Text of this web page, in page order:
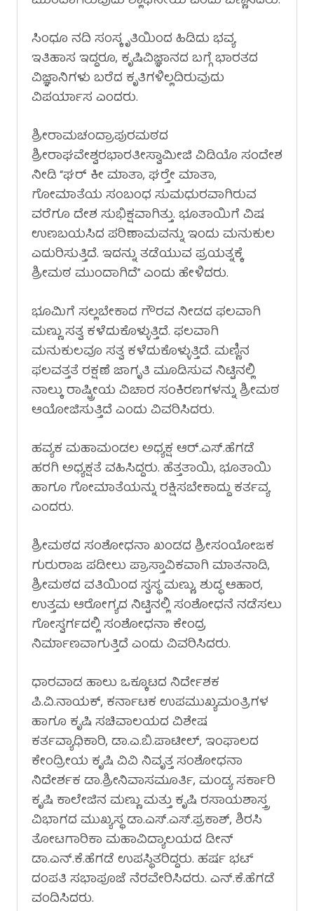
ಸಿಂಧೂ ನದಿ ಸಂಸ್ಕೃತಿಯಿಂದ ಹಿಡಿದು ಭವ್ಯ
ಇತಿಹಾಸ ಇದ್ದರೂ, ಕೃಷಿವಿಜ್ಞಾನದ ಬಗ್ಗೆ ಭಾರತದ
ವಿಜ್ಞಾನಿಗಳು ಬರೆದ ಕೃತಿಗಳಿಲ್ಲದಿರುವುದು
ವಿಪರ್ಯಾಸ ಎಂದರು.
ಶ್ರೀರಾಮಚಂದ್ರಾಪುರಮಠದ
ಶ್ರೀರಾಘವೇಶ್ವರಭಾರತೀಸ್ವಾಮೀಜಿ ವಿಡಿಯೊ ಸಂದೇಶ
ನೀಡಿ “ಘರ್ ಕೀ ಮಾತಾ, ಘರ‍್ತೇ ಮಾತಾ,
ಗೋಮಾತೆಯ ಸಂಬಂಧ ಸುಮಧುರವಾಗಿರುವ
ವರೆಗೂ ದೇಶ ಸುಭಿಕ್ಷವಾಗಿತ್ತು. ಭೂತಾಯಿಗೆ ವಿಷ
ಉಣಬಯಸಿದ ಪರಿಣಾಮವನ್ನು ಇಂದು ಮನುಕುಲ
ಎದುರಿಸುತ್ತಿದೆ. ಇದನ್ನು ತಡೆಯುವ ಪ್ರಯತ್ನಕ್ಕೆ
ಶ್ರೀಮಠ ಮುಂದಾಗಿದೆ” ಎಂದು ಹೇಳಿದರು.
ಭೂಮಿಗೆ ಸಲ್ಲಬೇಕಾದ ಗೌರವ ನೀಡದ ಫಲವಾಗಿ
ಮಣ್ಣು ಸತ್ವ ಕಳೆದುಕೊಳ್ಳುತ್ತಿದೆ. ಫಲವಾಗಿ
ಮನುಕುಲವೂ ಸತ್ವ ಕಳೆದುಕೊಳ್ಳುತ್ತಿದೆ. ಮಣ್ಣಿನ
ಫಲವತ್ತತೆ ರಕ್ಷಣೆ ಜಾಗೃತಿ ಮೂಡಿಸುವ ನಿಟ್ಟಿನಲ್ಲಿ
ನಾಲ್ಕು ರಾಷ್ಟ್ರೀಯ ವಿಚಾರ ಸಂಕಿರಣಗಳನ್ನು ಶ್ರೀಮಠ
ಆಯೋಜಿಸುತ್ತಿದೆ ಎಂದು ವಿವರಿಸಿದರು.
ಹವ್ಯಕ ಮಹಾಮಂಡಲ ಅಧ್ಯಕ್ಷ ಆರ್.ಎಸ್.ಹೆಗಡೆ
ಹರಗಿ ಅಧ್ಯಕ್ಷತೆ ವಹಿಸಿದ್ದರು. ಹೆತ್ತತಾಯಿ, ಭೂತಾಯಿ
ಹಾಗೂ ಗೋಮಾತೆಯನ್ನು ರಕ್ಷಿಸಬೇಕಾದ್ದು ಕರ್ತವ್ಯ
ಎಂದರು.
ಶ್ರೀಮಠದ ಸಂಶೋಧನಾ ಖಂಡದ ಶ್ರೀಸಂಯೋಜಕ
ಗುರುರಾಜ ಪಡೀಲು ಪ್ರಾಸ್ತಾವಿಕವಾಗಿ ಮಾತನಾಡಿ,
ಶ್ರೀಮಠದ ವತಿಯಿಂದ ಸ್ವಸ್ಥ ಮಣ್ಣು, ಶುದ್ಧ ಆಹಾರ,
ಉತ್ತಮ ಆರೋಗ್ಯದ ನಿಟ್ಟಿನಲ್ಲಿ ಸಂಶೋಧನೆ ನಡೆಸಲು
ಗೋಸ್ವರ್ಗದಲ್ಲಿ ಸಂಶೋಧನಾ ಕೇಂದ್ರ
ನಿರ್ಮಾಣವಾಗುತ್ತಿದೆ ಎಂದು ವಿವರಿಸಿದರು.
ಧಾರವಾಡ ಹಾಲು ಒಕ್ಕೂಟದ ನಿರ್ದೇಶಕ
ಪಿ.ವಿ.ನಾಯಕ್, ಕರ್ನಾಟಕ ಉಪಮುಖ್ಯಮಂತ್ರಿಗಳ
ಹಾಗೂ ಕೃಷಿ ಸಚಿವಾಲಯದ ವಿಶೇಷ
ಕರ್ತವ್ಯಾಧಿಕಾರಿ, ಡಾ.ಎ.ಬಿ.ಪಾಟೀಲ್, ಇಂಫಾಲದ
ಕೇಂದ್ರೀಯ ಕೃಷಿ ವಿವಿ ನಿವೃತ್ತ ಸಂಶೋಧನಾ
ನಿದೇರ್ಶಕ ಡಾ.ಶ್ರೀನಿವಾಸಮೂರ್ತಿ, ಮಂಡ್ಯ ಸರ್ಕಾರಿ
ಕೃಷಿ ಕಾಲೇಜಿನ ಮಣ್ಣು ಮತ್ತು ಕೃಷಿ ರಸಾಯಶಾಸ್ತ್ರ
ವಿಭಾಗದ ಮುಖ್ಯಸ್ಥ ಡಾ.ಎಸ್.ಎಸ್.ಪ್ರಕಾಶ್, ಶಿರಸಿ
ತೋಟಗಾರಿಕಾ ಮಹಾವಿದ್ಯಾಲಯದ ಡೀನ್
ಡಾ.ಎನ್.ಕೆ.ಹೆಗಡೆ ಉಪಸ್ಥಿತರಿದ್ದರು. ಹರ್ಷ ಭಟ್
ದಂಪತಿ ಸಭಾಪೂಜೆ ನೆರವೇರಿಸಿದರು. ಎನ್.ಕೆ.ಹೆಗಡೆ
ವಂದಿಸಿದರು.